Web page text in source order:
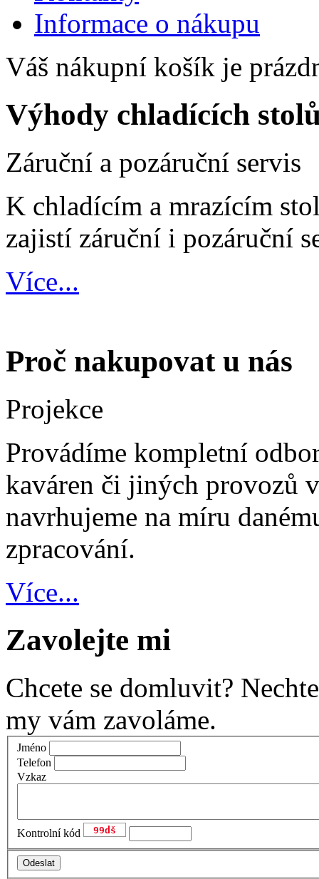
Informace o nákupu
Váš nákupní košík je
Výhody chladících
Záruční a pozáruční servis
K chladícím a mrazícím
zajistí záruční i pozáruční
Více...
Proč nakupovat u nás
Projekce
Provádíme kompletní
kaváren či jiných provozů
navrhujeme na míru
zpracování.
Více...
Zavolejte mi
Chcete se domluvit?
my vám zavoláme.
Jméno
Telefon
Vzkaz
Kontrolní kód